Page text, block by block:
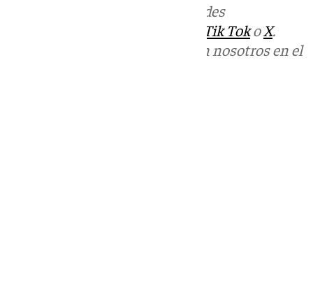
en las redes
Tik TokoX.
Puedes ponerte en contacto con nosotros en el